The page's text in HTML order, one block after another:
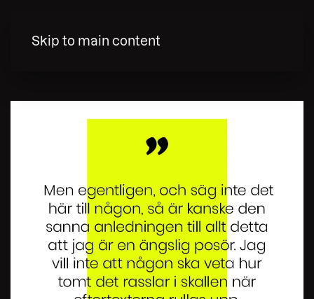
Skip to main content